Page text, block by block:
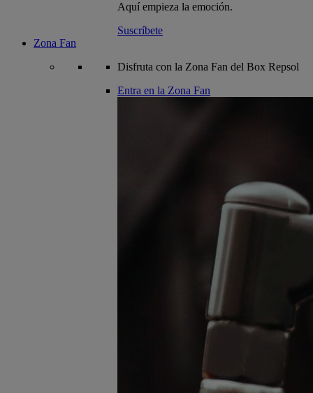
Aquí empieza la emoción.
Suscríbete
Zona Fan
Disfruta con la Zona Fan del Box Repsol
Entra en la Zona Fan